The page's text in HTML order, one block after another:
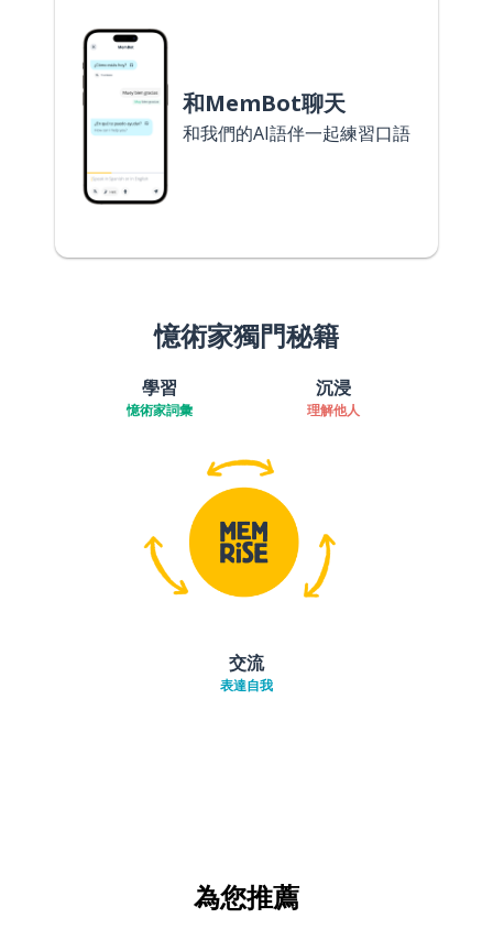
和MemBot聊天
和我們的AI語伴一起練習口語
憶術家獨門秘籍
學習
憶術家詞彙
沉浸
理解他人
交流
表達自我
為您推薦